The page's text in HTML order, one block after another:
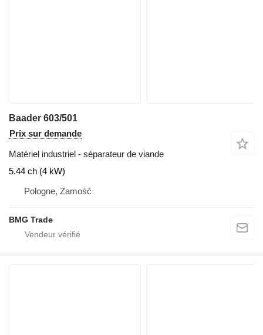
Baader 603/501
Prix sur demande
Matériel industriel - séparateur de viande
5.44 ch (4 kW)
Pologne, Zamość
BMG Trade